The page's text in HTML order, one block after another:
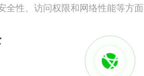
全性、访问权限和网络性能等方面